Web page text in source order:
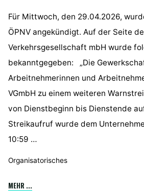
Für Mittwoch, den 29.04.2026,
ÖPNV angekündigt. Auf der Seite
Verkehrsgesellschaft mbH wurde
bekanntgegeben: „Die
Arbeitnehmerinnen und
VGmbH zu einem weiteren
von Dienstbeginn bis Dienstende
Streikaufruf wurde dem
10:59 …
Organisatorisches
MEHR ...